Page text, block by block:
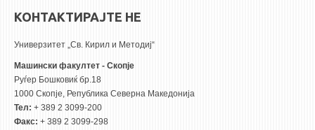
КОНТАКТИРАЈТЕ НЕ
Универзитет „Св. Кирил и Методиј“
Машински факултет - Скопје
Руѓер Бошковиќ бр.18
1000 Скопје, Република Северна Македонија
Тел: + 389 2 3099-200
Факс: + 389 2 3099-298